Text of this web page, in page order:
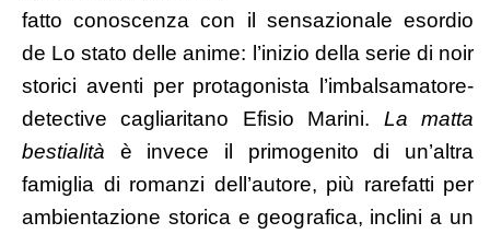
fatto conoscenza con il sensazionale esordio
de Lo stato delle anime: l’inizio della serie di noir
storici aventi per protagonista l’imbalsamatore-
detective cagliaritano Efisio Marini. La matta
bestialità è invece il primogenito di un’altra
famiglia di romanzi dell’autore, più rarefatti per
ambientazione storica e geografica, inclini a un